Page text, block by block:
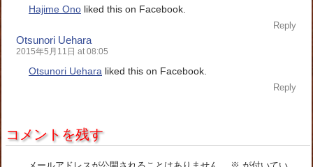
Hajime Ono liked this on Facebook.
Reply
Otsunori Uehara
2015年5月11日 at 08:05
Otsunori Uehara liked this on Facebook.
Reply
コメントを残す